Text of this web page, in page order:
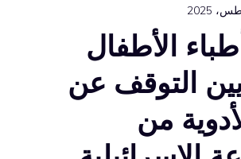
الأطفال
التوقف عن
من